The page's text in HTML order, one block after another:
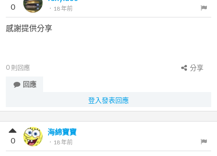
． 18 年前
0
感謝提供分享
0 則回應
分享
回應
登入發表回應
海綿寶寶
． 18 年前
0